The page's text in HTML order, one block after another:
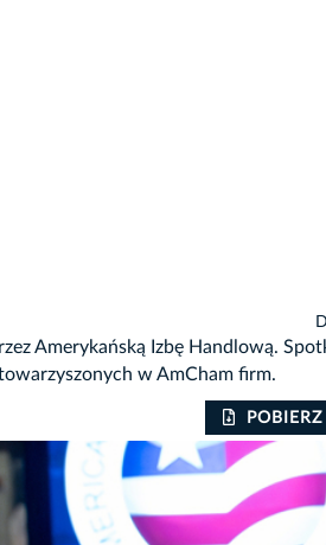
Amerykańską Izbę Handlową.
w AmCham firm.